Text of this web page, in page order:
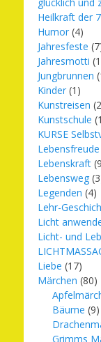
glücklich und
Heilkraft der
Humor (4)
Jahresfeste
Jahresmotti
Jungbrunnen
Kinder (1)
Kunstreisen
Kunstschule
KURSE
Lebensfreude
Lebenskraft
Lebensweg
Legenden (4)
Lehr-
Licht
Licht- und
Liebe (17)
Märchen (80)
Bäume (9)
Grimms